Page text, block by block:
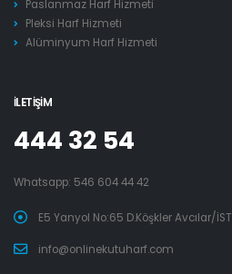
Paslanmaz Harf Hizmeti
Pleksi Harf Hizmeti
Alüminyum Harf Hizmeti
İLETIŞIM
444 32 54
Whatsapp: 546 604 44 42
E5 Yanyol No:65 D.Köşkler Avcılar/İST
info@onlinekutuharf.com